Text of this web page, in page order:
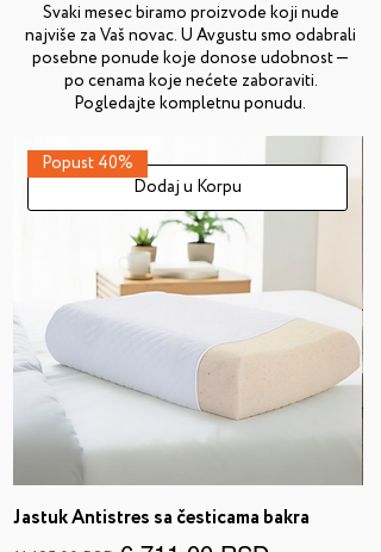
Svaki mesec biramo proizvode koji nude
najviše za Vaš novac. U Avgustu smo odabrali
posebne ponude koje donose udobnost —
po cenama koje nećete zaboraviti.
Pogledajte kompletnu ponudu.
Dodaj u Korpu
Popust 40%
Jastuk Antistres sa česticama bakra